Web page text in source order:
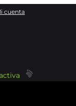
cuenta